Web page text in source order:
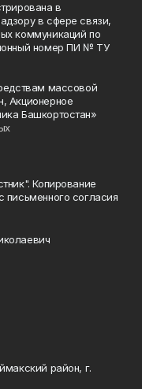
в
в сфере связи,
коммуникаций по
номер ПИ № ТУ
массовой
Акционерное
Башкортостан»
Копирование
письменного согласия
район, г.